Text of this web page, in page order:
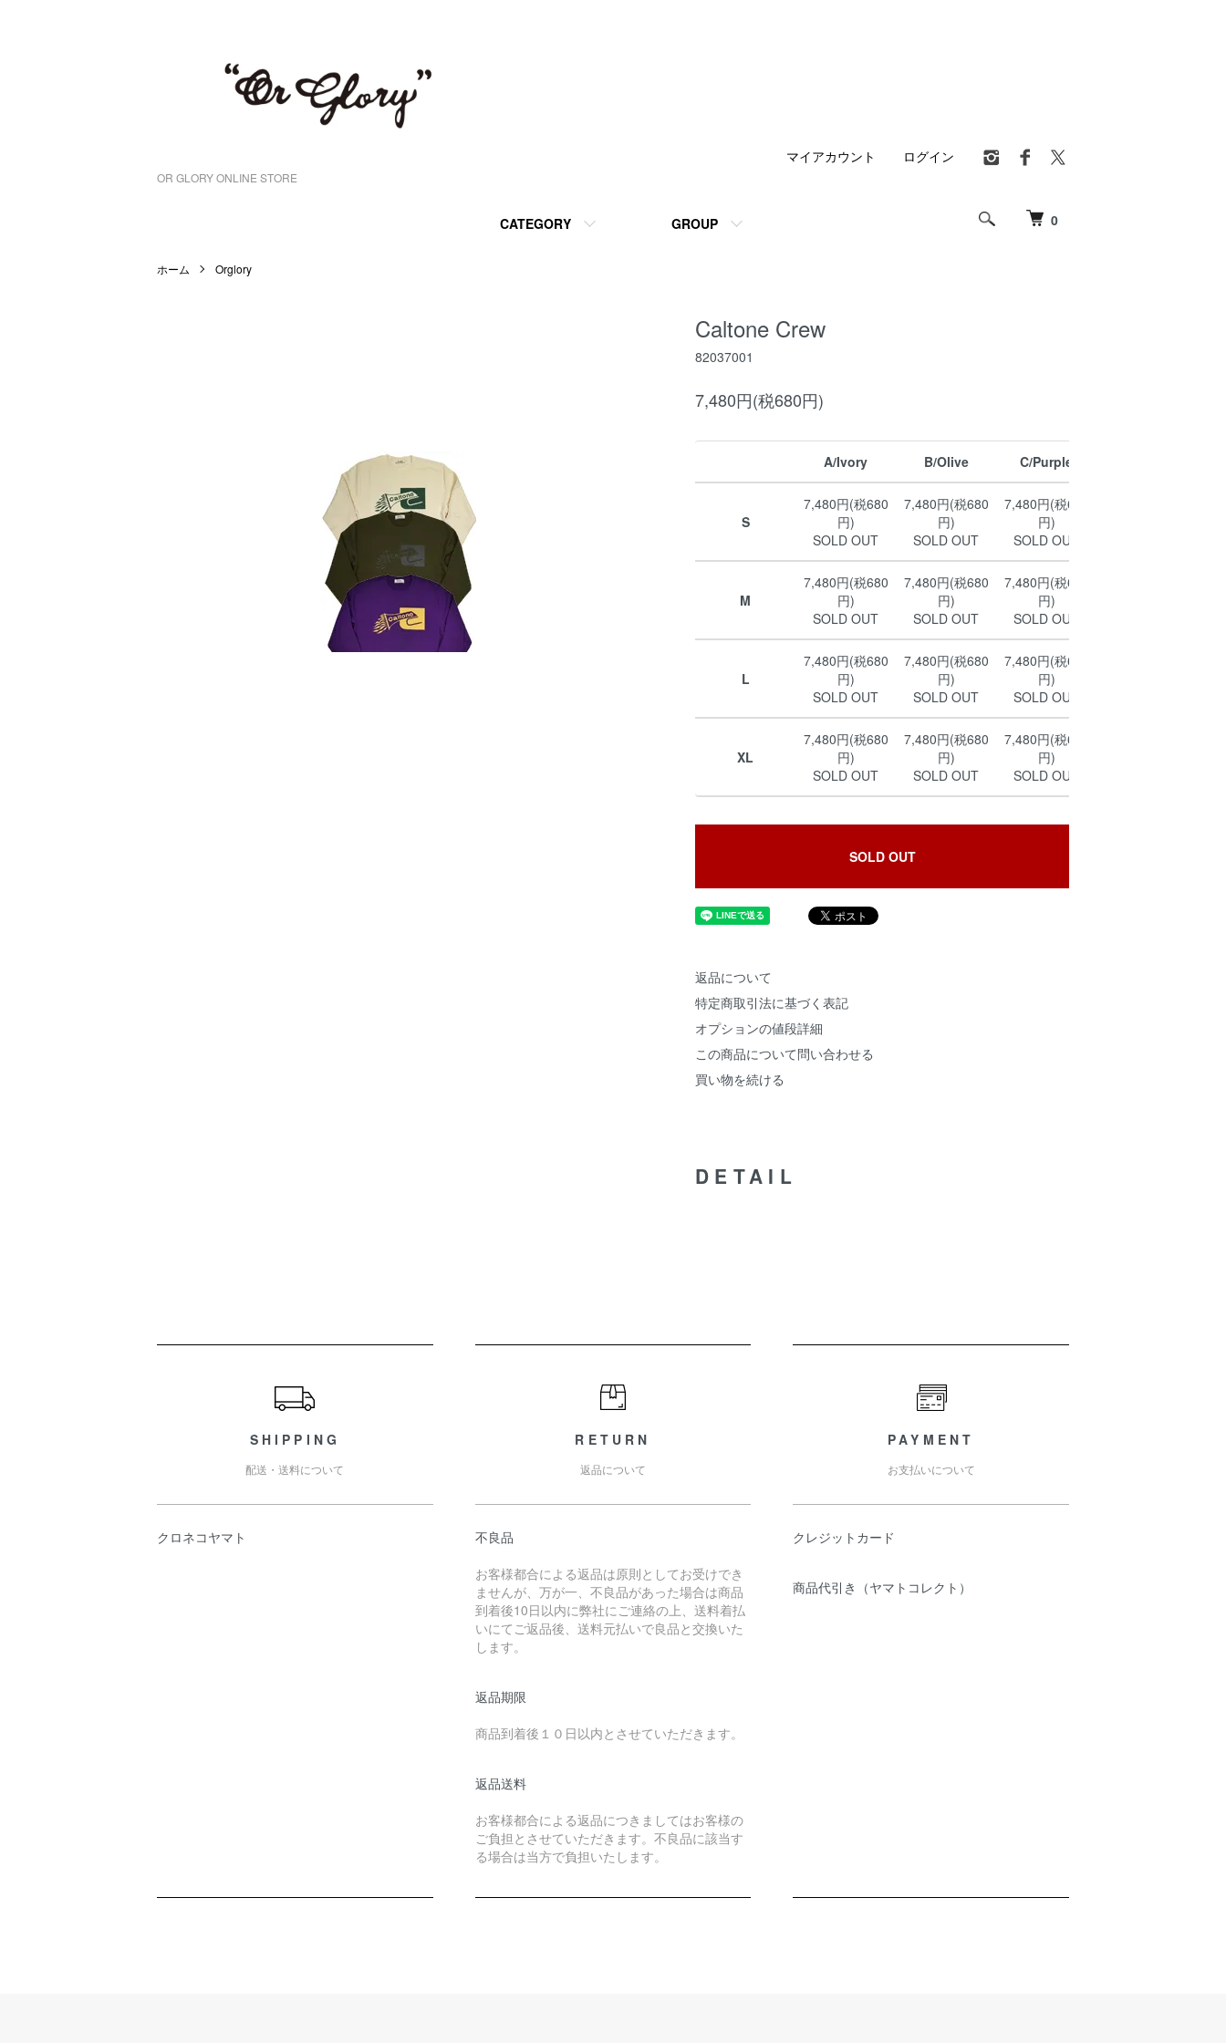
OR GLORY ONLINE STORE
0
CATEGORY GROUP
マイアカウント ログイン
ホーム Orglory
Caltone Crew
82037001
7,480円(税680円)
A/Ivory B/Olive C/Purple
S
7,480円(税680
円)
SOLD OUT
7,480円(税680
円)
SOLD OUT
7,480円(税680
円)
SOLD OUT
M
7,480円(税680
円)
SOLD OUT
7,480円(税680
円)
SOLD OUT
7,480円(税680
円)
SOLD OUT
L
7,480円(税680
円)
SOLD OUT
7,480円(税680
円)
SOLD OUT
7,480円(税680
円)
SOLD OUT
XL
7,480円(税680
円)
SOLD OUT
7,480円(税680
円)
SOLD OUT
7,480円(税680
円)
SOLD OUT
SOLD OUT
返品について
特定商取引法に基づく表記
オプションの値段詳細
この商品について問い合わせる
買い物を続ける
DETAIL
SHIPPING
配送・送料について
クロネコヤマト
RETURN
返品について
不良品
お客様都合による返品は原則としてお受けでき
ませんが、万が一、不良品があった場合は商品
到着後10日以内に弊社にご連絡の上、送料着払
いにてご返品後、送料元払いで良品と交換いた
します。
返品期限
商品到着後１０日以内とさせていただきます。
返品送料
お客様都合による返品につきましてはお客様の
ご負担とさせていただきます。不良品に該当す
る場合は当方で負担いたします。
PAYMENT
お支払いについて
クレジットカード
商品代引き（ヤマトコレクト）